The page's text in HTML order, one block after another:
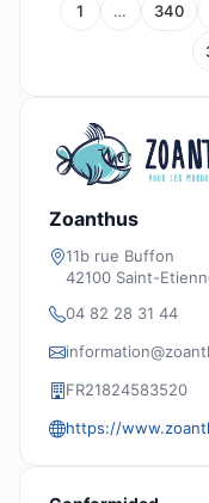
1 … 340
Zoanthus
11b rue Buffon
42100 Saint-
04 82 28 31 44
FR21824583520
https://